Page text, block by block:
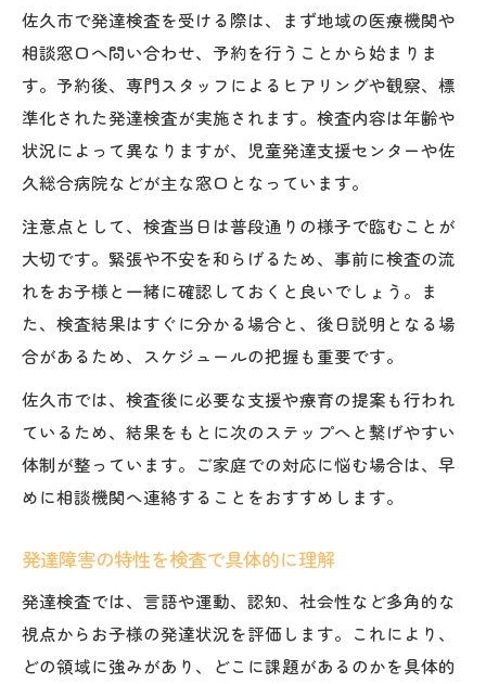
佐久市で発達検査を受ける際は、まず地域の医療機関や
相談窓口へ問い合わせ、予約を行うことから始まりま
す。予約後、専門スタッフによるヒアリングや観察、標
準化された発達検査が実施されます。検査内容は年齢や
状況によって異なりますが、児童発達支援センターや佐
久総合病院などが主な窓口となっています。
注意点として、検査当日は普段通りの様子で臨むことが
大切です。緊張や不安を和らげるため、事前に検査の流
れをお子様と一緒に確認しておくと良いでしょう。ま
た、検査結果はすぐに分かる場合と、後日説明となる場
合があるため、スケジュールの把握も重要です。
佐久市では、検査後に必要な支援や療育の提案も行われ
ているため、結果をもとに次のステップへと繋げやすい
体制が整っています。ご家庭での対応に悩む場合は、早
めに相談機関へ連絡することをおすすめします。
発達障害の特性を検査で具体的に理解
発達検査では、言語や運動、認知、社会性など多角的な
視点からお子様の発達状況を評価します。これにより、
どの領域に強みがあり、どこに課題があるのかを具体的